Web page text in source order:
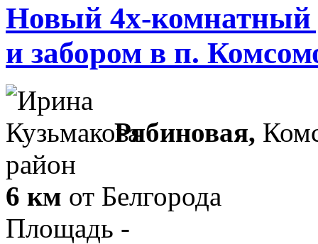
Новый 4х-
и забором в п.
Рябиновая,
район
6 км от Белгорода
Площадь -